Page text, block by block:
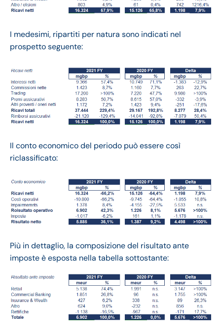
I medesimi, ripartiti per natura sono indicati nel
prospetto seguente:
Il conto economico del periodo può essere così
riclassificato:
Più in dettaglio, la composizione del risultato ante
imposte è esposta nella tabella sottostante: